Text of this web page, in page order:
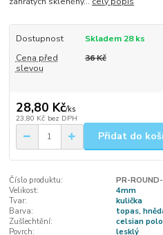
Dostupnost
Skladem 28 ks
Cena před
slevou
36 Kč
28,80 Kč/ks
23,80 Kč bez DPH
Přidat do
Číslo produktu:
PR-
Velikost:
4mm
Tvar:
kulička
Barva:
topas,
Zušlechtění:
celsian
Povrch:
lesklý